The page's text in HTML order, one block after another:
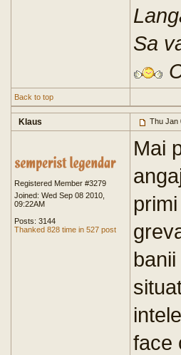
Sa
Back to top
Klaus Thu Jan
Registered Member #3279
Joined: Wed Sep 08 2010,
09:22AM
Posts: 3144
Thanked 828 time in 527 post
Mai
face